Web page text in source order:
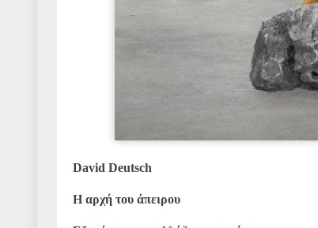
David Deutsch
Η αρχή του άπειρου